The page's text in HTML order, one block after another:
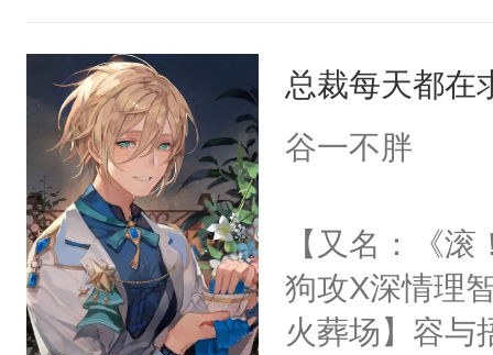
他说：【您需
年，存活下
再说一遍。】
侣是什么？
中绝望，但为
快放开我！
哪？”祝余草
白带去了异世
总裁每天都在
谷一不胖
【又名：《
狗攻X深情理
火葬场】容与